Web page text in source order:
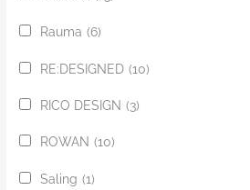
Rauma (6)
RE:DESIGNED (10)
RICO DESIGN (3)
ROWAN (10)
Saling (1)